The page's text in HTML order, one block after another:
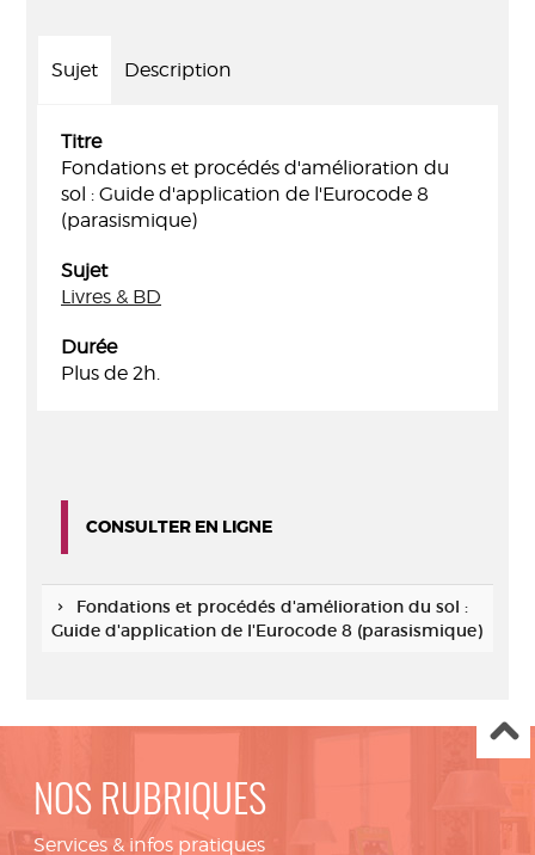
Sujet Description
Titre
Fondations et procédés d'amélioration du
sol : Guide d'application de l'Eurocode 8
(parasismique)
Sujet
Livres & BD
Durée
Plus de 2h.
CONSULTER EN LIGNE
Fondations et procédés d'amélioration du sol :
Guide d'application de l'Eurocode 8 (parasismique)
NOS RUBRIQUES
Services & infos pratiques